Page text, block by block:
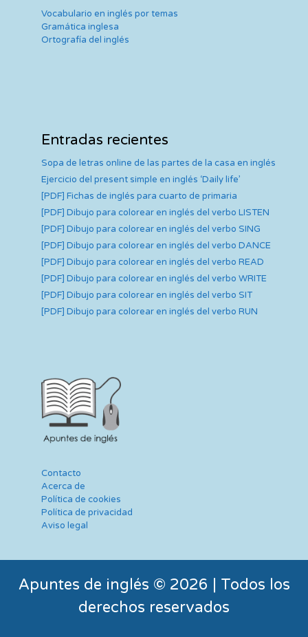
Vocabulario en inglés por temas
Gramática inglesa
Ortografía del inglés
Entradas recientes
Sopa de letras online de las partes de la casa en inglés
Ejercicio del present simple en inglés ‘Daily life’
[PDF] Fichas de inglés para cuarto de primaria
[PDF] Dibujo para colorear en inglés del verbo LISTEN
[PDF] Dibujo para colorear en inglés del verbo SING
[PDF] Dibujo para colorear en inglés del verbo DANCE
[PDF] Dibujo para colorear en inglés del verbo READ
[PDF] Dibujo para colorear en inglés del verbo WRITE
[PDF] Dibujo para colorear en inglés del verbo SIT
[PDF] Dibujo para colorear en inglés del verbo RUN
Contacto
Acerca de
Política de cookies
Política de privacidad
Aviso legal
Apuntes de inglés © 2026 | Todos los
derechos reservados